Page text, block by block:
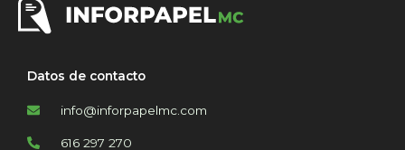
Datos de contacto
info@inforpapelmc.com
616 297 270